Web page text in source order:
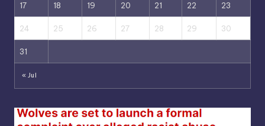
17 18 19 20 21 22 23
24 25 26 27 28 29 30
31
« Jul